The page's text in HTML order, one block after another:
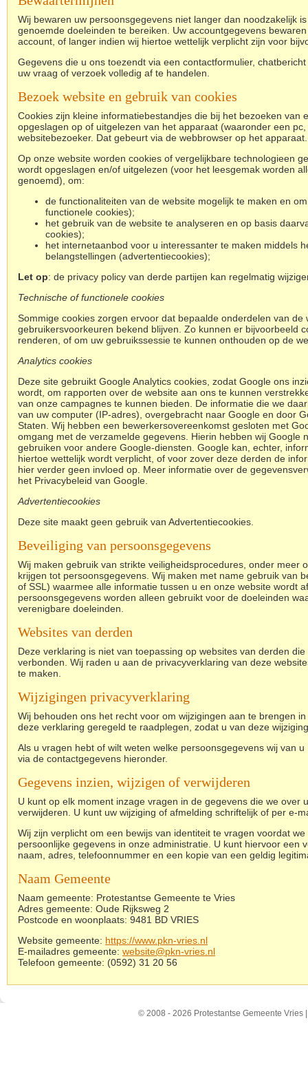
Wij bewaren uw persoonsgegevens niet langer dan noodzakelijk
genoemde doeleinden te bereiken. Uw accountgegevens
account, of langer indien wij hiertoe wettelijk verplicht zijn voor
Gegevens die u ons toezendt via een contactformulier,
uw vraag of verzoek volledig af te handelen.
Bezoek website en gebruik van cookies
Cookies zijn kleine informatiebestandjes die bij het bezoeken van
opgeslagen op of uitgelezen van het apparaat (waaronder een
websitebezoeker. Dat gebeurt via de webbrowser op het apparaat.
Op onze website worden cookies of vergelijkbare technologieen
wordt opgeslagen en/of uitgelezen (voor het leesgemak worden
genoemd), om:
de functionaliteiten van de website mogelijk te maken en
functionele cookies);
het gebruik van de website te analyseren en op basis
cookies);
het internetaanbod voor u interessanter te maken middels
belangstellingen (advertentiecookies);
Let op: de privacy policy van derde partijen kan regelmatig
Technische of functionele cookies
Sommige cookies zorgen ervoor dat bepaalde onderdelen van de
gebruikersvoorkeuren bekend blijven. Zo kunnen er bijvoorbeeld
renderen, of om uw gebruikssessie te kunnen onthouden op de
Analytics cookies
Deze site gebruikt Google Analytics cookies, zodat Google ons
wordt, om rapporten over de website aan ons te kunnen
van onze campagnes te kunnen bieden. De informatie die we
van uw computer (IP-adres), overgebracht naar Google en door
Staten. Wij hebben een bewerkersovereenkomst gesloten met
omgang met de verzamelde gegevens. Hierin hebben wij Google
gebruiken voor andere Google-diensten. Google kan, echter,
hiertoe wettelijk wordt verplicht, of voor zover deze derden de
hier verder geen invloed op. Meer informatie over de
het Privacybeleid van Google.
Advertentiecookies
Deze site maakt geen gebruik van Advertentiecookies.
Beveiliging van persoonsgegevens
Wij maken gebruik van strikte veiligheidsprocedures, onder meer
krijgen tot persoonsgegevens. Wij maken met name gebruik van
of SSL) waarmee alle informatie tussen u en onze website wordt
persoonsgegevens worden alleen gebruikt voor de doeleinden
verenigbare doeleinden.
Websites van derden
Deze verklaring is niet van toepassing op websites van derden
verbonden. Wij raden u aan de privacyverklaring van deze
te maken.
Wijzigingen privacyverklaring
Wij behouden ons het recht voor om wijzigingen aan te brengen
deze verklaring geregeld te raadplegen, zodat u van deze
Als u vragen hebt of wilt weten welke persoonsgegevens wij van
via de contactgegevens hieronder.
Gegevens inzien, wijzigen of verwijderen
U kunt op elk moment inzage vragen in de gegevens die we over
verwijderen. U kunt uw wijziging of afmelding schriftelijk of per e-
Wij zijn verplicht om een bewijs van identiteit te vragen voordat
persoonlijke gegevens in onze administratie. U kunt hiervoor een
naam, adres, telefoonnummer en een kopie van een geldig
Naam Gemeente
Naam gemeente: Protestantse Gemeente te Vries
Adres gemeente: Oude Rijksweg 2
Postcode en woonplaats: 9481 BD VRIES
Website gemeente: https://www.pkn-vries.nl
E-mailadres gemeente: website@pkn-vries.nl
Telefoon gemeente: (0592) 31 20 56
© 2008 - 2026 Protestantse Gemeente Vries